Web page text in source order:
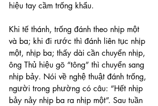
hiệu tay cầm trống khẩu.
Khi tế thánh, trống đánh theo nhịp một
và ba; khi đi rước thì đánh liên tục nhịp
một, nhịp ba; thấy dài cần chuyển nhịp,
ông Thủ hiệu gõ “tông” thì chuyển sang
nhịp bảy. Nói về nghệ thuật đánh trống,
người trong phường có câu: “Hết nhịp
bảy nảy nhịp ba ra nhịp một”. Sau tuần